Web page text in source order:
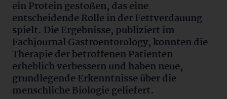
ein Protein gestoßen, das eine
entscheidende Rolle in der Fettverdauung
spielt. Die Ergebnisse, publiziert im
Fachjournal Gastroentorology, konnten die
Therapie der betroffenen Patienten
erheblich verbessern und haben neue,
grundlegende Erkenntnisse über die
menschliche Biologie geliefert.